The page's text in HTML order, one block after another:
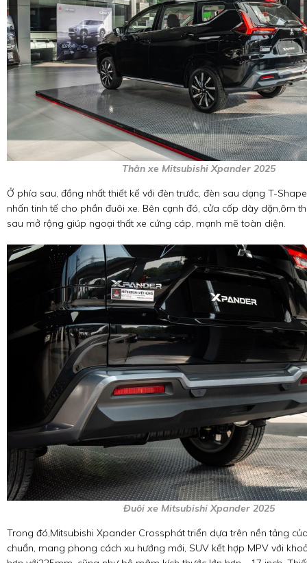
Thân xe Mitsubishi Xpander 2025
Ở phía sau, đồng nhất thiết kế với đèn trước, đèn sau dạng T-
nhấn tinh tế cho phần đuôi xe. Bên cạnh đó, cửa cốp dày dặn,ôm
sau mở rộng giúp ngoại thất xe cứng cáp, mạnh mẽ toàn diện.
Đuôi xe Mitsubishi Xpander 2025
Trong đó,Mitsubishi Xpander Crossphát triển dựa trên nền tảng
chuẩn, mang phong cách xu hướng mới, SUV kết hợp MPV với